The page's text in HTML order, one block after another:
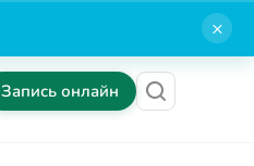
×
Запись онлайн